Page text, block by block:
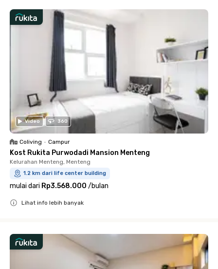
Video 360
Coliving • Campur
Kost Rukita Purwodadi Mansion Menteng
Kelurahan Menteng, Menteng
1.2 km dari life center building
mulai dari Rp3.568.000 /bulan
Lihat info lebih banyak